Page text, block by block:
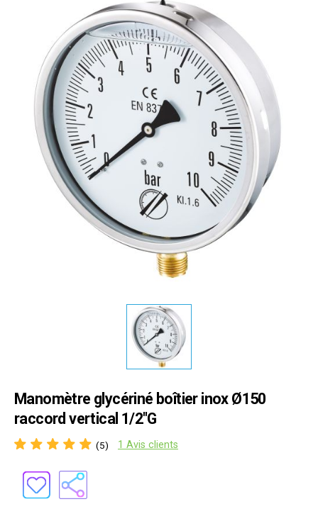
Manomètre glycériné boîtier inox Ø150
raccord vertical 1/2"G
(5) 1 Avis clients